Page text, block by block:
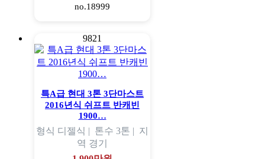
no.18999
9821
특A급 현대 3톤 3단마스트
2016년식 쉬프트 반캐빈
1900…
형식 디젤식 | 톤수 3톤 | 지
역 경기